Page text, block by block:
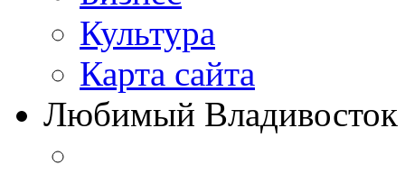
Культура
Карта сайта
Любимый Владивосток